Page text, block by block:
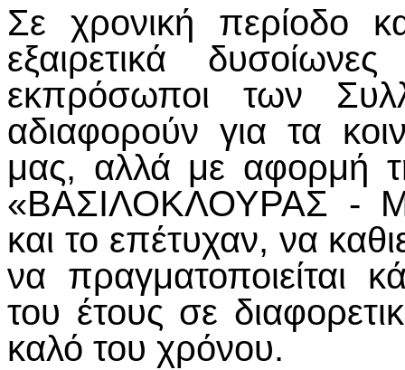
Σε χρονική περίοδο
εξαιρετικά
εκπρόσωποι των
αδιαφορούν για τα
μας, αλλά με αφορμή
«ΒΑΣΙΛΟΚΛΟΥΡΑΣ -
και το επέτυχαν, να
να πραγματοποιείται
του έτους σε
καλό του χρόνου.